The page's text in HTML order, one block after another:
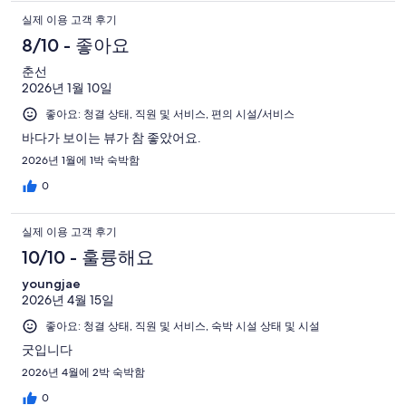
실제 이용 고객 후기
8/10 - 좋아요
춘선
2026년 1월 10일
좋아요: 청결 상태, 직원 및 서비스, 편의 시설/서비스
바다가 보이는 뷰가 참 좋았어요.
2026년 1월에 1박 숙박함
0
실제 이용 고객 후기
10/10 - 훌륭해요
youngjae
2026년 4월 15일
좋아요: 청결 상태, 직원 및 서비스, 숙박 시설 상태 및 시설
굿입니다
2026년 4월에 2박 숙박함
0